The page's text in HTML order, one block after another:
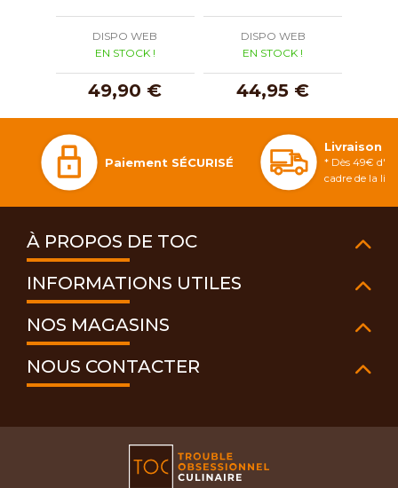
DISPO WEB
EN STOCK !
49,90 €
DISPO WEB
EN STOCK !
44,95 €
Paiement SÉCURISÉ
Livraison
* Dès 49€
cadre de la
À PROPOS DE TOC
INFORMATIONS UTILES
NOS MAGASINS
NOUS CONTACTER